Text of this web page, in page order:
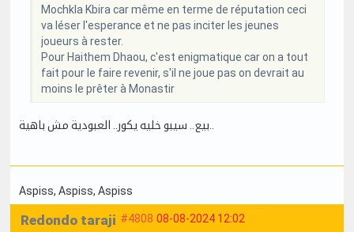
Mochkla Kbira car même en terme de réputation ceci
va léser l'esperance et ne pas inciter les jeunes
joueurs à rester.
Pour Haithem Dhaou, c'est enigmatique car on a tout
fait pour le faire revenir, s'il ne joue pas on devrait au
moins le prêter à Monastir
Aspiss, Aspiss, Aspiss
#4808 08-08-2024 12:02
Redondo taraji